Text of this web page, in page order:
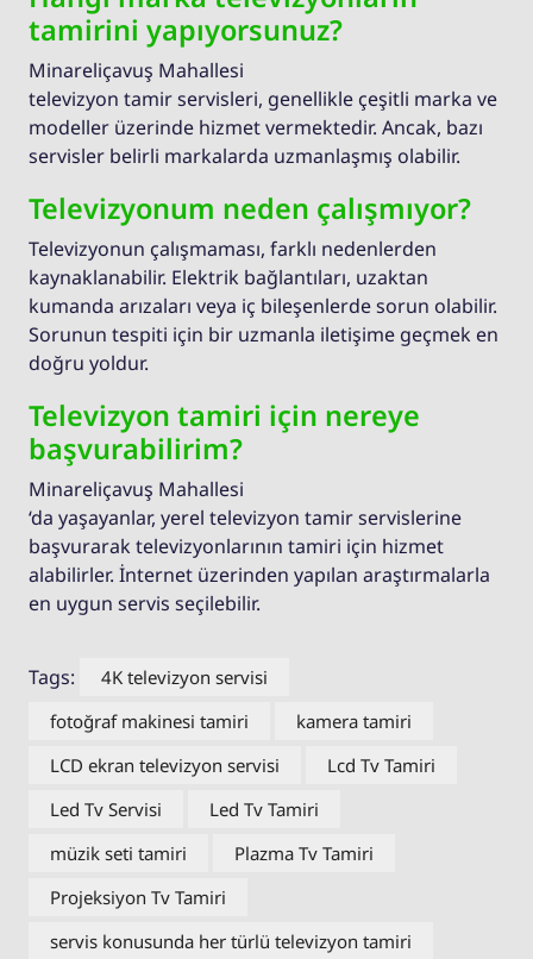
tamirini yapıyorsunuz?
Minareliçavuş Mahallesi
televizyon tamir servisleri, genellikle çeşitli marka ve
modeller üzerinde hizmet vermektedir. Ancak, bazı
servisler belirli markalarda uzmanlaşmış olabilir.
Televizyonum neden çalışmıyor?
Televizyonun çalışmaması, farklı nedenlerden
kaynaklanabilir. Elektrik bağlantıları, uzaktan
kumanda arızaları veya iç bileşenlerde sorun olabilir.
Sorunun tespiti için bir uzmanla iletişime geçmek en
doğru yoldur.
Televizyon tamiri için nereye
başvurabilirim?
Minareliçavuş Mahallesi
‘da yaşayanlar, yerel televizyon tamir servislerine
başvurarak televizyonlarının tamiri için hizmet
alabilirler. İnternet üzerinden yapılan araştırmalarla
en uygun servis seçilebilir.
Tags:
4K televizyon servisi
fotoğraf makinesi tamiri
kamera tamiri
LCD ekran televizyon servisi
Lcd Tv Tamiri
Led Tv Servisi
Led Tv Tamiri
müzik seti tamiri
Plazma Tv Tamiri
Projeksiyon Tv Tamiri
servis konusunda her türlü televizyon tamiri